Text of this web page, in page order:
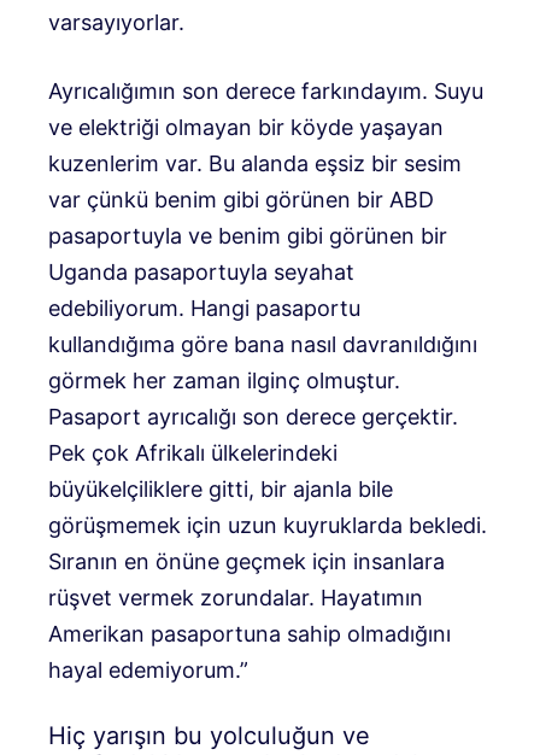
varsayıyorlar.
Ayrıcalığımın son derece farkındayım. Suyu
ve elektriği olmayan bir köyde yaşayan
kuzenlerim var. Bu alanda eşsiz bir sesim
var çünkü benim gibi görünen bir ABD
pasaportuyla ve benim gibi görünen bir
Uganda pasaportuyla seyahat
edebiliyorum. Hangi pasaportu
kullandığıma göre bana nasıl davranıldığını
görmek her zaman ilginç olmuştur.
Pasaport ayrıcalığı son derece gerçektir.
Pek çok Afrikalı ülkelerindeki
büyükelçiliklere gitti, bir ajanla bile
görüşmemek için uzun kuyruklarda bekledi.
Sıranın en önüne geçmek için insanlara
rüşvet vermek zorundalar. Hayatımın
Amerikan pasaportuna sahip olmadığını
hayal edemiyorum.”
Hiç yarışın bu yolculuğun ve